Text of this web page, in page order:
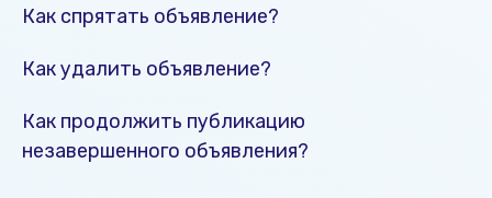
Как спрятать объявление?
Как удалить объявление?
Как продолжить публикацию
незавершенного объявления?